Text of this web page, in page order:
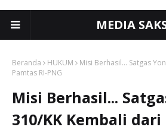
MEDIA
Beranda HUKUM
Misi Berhasil... Satgas
Pamtas RI-PNG
Misi Berhasil...
310/KK Kembali dari